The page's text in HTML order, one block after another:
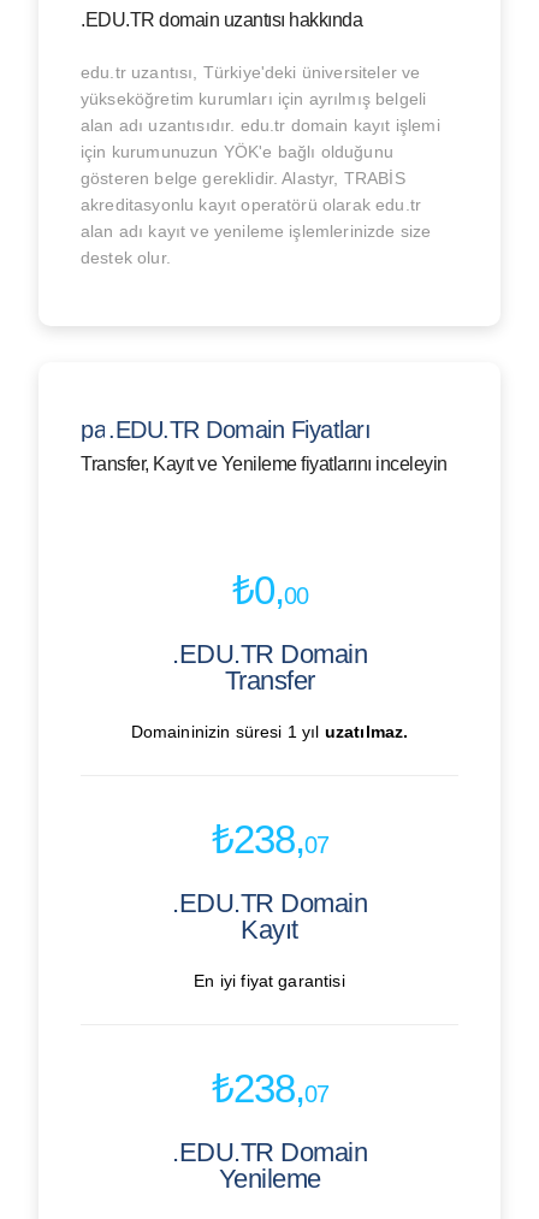
.EDU.TR domain uzantısı hakkında
edu.tr uzantısı, Türkiye'deki üniversiteler ve
yükseköğretim kurumları için ayrılmış belgeli
alan adı uzantısıdır. edu.tr domain kayıt işlemi
için kurumunuzun YÖK'e bağlı olduğunu
gösteren belge gereklidir. Alastyr, TRABİS
akreditasyonlu kayıt operatörü olarak edu.tr
alan adı kayıt ve yenileme işlemlerinizde size
destek olur.
paid.EDU.TR Domain Fiyatları
Transfer, Kayıt ve Yenileme fiyatlarını inceleyin
₺0,00
.EDU.TR Domain
Transfer
Domaininizin süresi 1 yıl uzatılmaz.
₺238,07
.EDU.TR Domain
Kayıt
En iyi fiyat garantisi
₺238,07
.EDU.TR Domain
Yenileme